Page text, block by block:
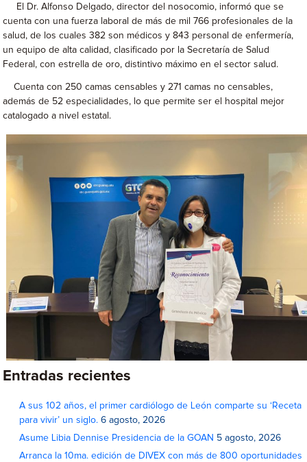
El Dr. Alfonso Delgado, director del nosocomio, informó que se
cuenta con una fuerza laboral de más de mil 766 profesionales de la
salud, de los cuales 382 son médicos y 843 personal de enfermería,
un equipo de alta calidad, clasificado por la Secretaría de Salud
Federal, con estrella de oro, distintivo máximo en el sector salud.
Cuenta con 250 camas censables y 271 camas no censables,
además de 52 especialidades, lo que permite ser el hospital mejor
catalogado a nivel estatal.
Entradas recientes
A sus 102 años, el primer cardiólogo de León comparte su ‘Receta
para vivir’ un siglo. 6 agosto, 2026
Asume Libia Dennise Presidencia de la GOAN 5 agosto, 2026
Arranca la 10ma. edición de DIVEX con más de 800 oportunidades